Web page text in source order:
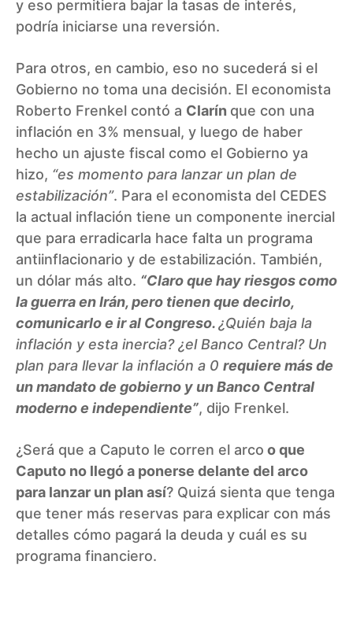
y eso permitiera bajar la tasas de interés,
podría iniciarse una reversión.
Para otros, en cambio, eso no sucederá si el
Gobierno no toma una decisión. El economista
Roberto Frenkel contó a Clarín que con una
inflación en 3% mensual, y luego de haber
hecho un ajuste fiscal como el Gobierno ya
hizo, “es momento para lanzar un plan de
estabilización”. Para el economista del CEDES
la actual inflación tiene un componente inercial
que para erradicarla hace falta un programa
antiinflacionario y de estabilización. También,
un dólar más alto. “Claro que hay riesgos como
la guerra en Irán, pero tienen que decirlo,
comunicarlo e ir al Congreso.¿Quién baja la
inflación y esta inercia? ¿el Banco Central? Un
plan para llevar la inflación a 0 requiere más de
un mandato de gobierno y un Banco Central
moderno e independiente”, dijo Frenkel.
¿Será que a Caputo le corren el arco o que
Caputo no llegó a ponerse delante del arco
para lanzar un plan así? Quizá sienta que tenga
que tener más reservas para explicar con más
detalles cómo pagará la deuda y cuál es su
programa financiero.